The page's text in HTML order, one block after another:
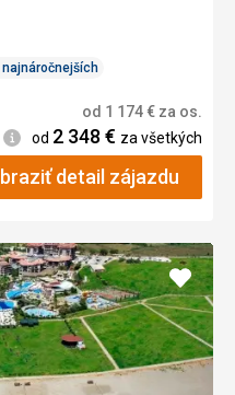
najnáročnejších
od 1 174€ za os.
Informácie
od 2 348 € za všetkých
detail zájazdu
Pridať
do